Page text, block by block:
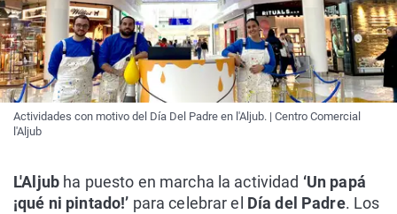
Actividades con motivo del Día Del Padre en l'Aljub. | Centro Comercial
l'Aljub
L'Aljub ha puesto en marcha la actividad ‘Un papá
¡qué ni pintado!’ para celebrar el Día del Padre. Los